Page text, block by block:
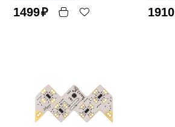
1499₽ 1910